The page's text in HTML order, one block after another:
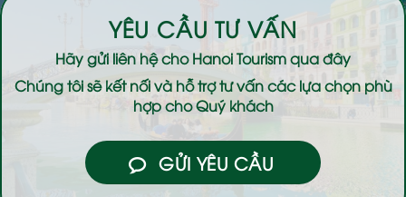
YÊU CẦU TƯ VẤN
Hãy gửi liên hệ choHanoi Tourismqua đây
Chúng tôi sẽ kết nối và hỗ trợ tư vấn các lựa chọn phù
hợp cho Quý khách
GỬI YÊU CẦU